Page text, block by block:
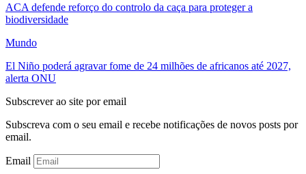
ACA defende reforço do controlo da caça para proteger a
biodiversidade
Mundo
El Niño poderá agravar fome de 24 milhões de africanos até 2027,
alerta ONU
Subscrever ao site por email
Subscreva com o seu email e recebe notificações de novos posts por
email.
Email